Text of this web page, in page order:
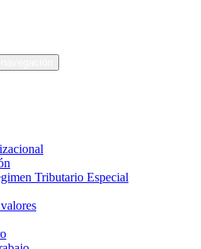
Tributario Especial